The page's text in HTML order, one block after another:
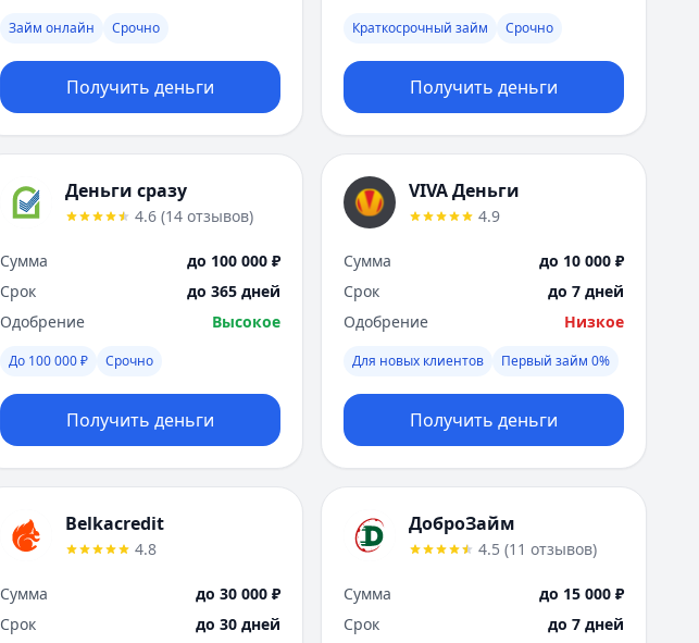
Вся Россия
Займ онлайн Срочно
Получить деньги
Краткосрочный займ Срочно
Получить деньги
Деньги сразу
4.6 (14 отзывов)
Сумма
до 100 000 ₽
Срок
до 365 дней
Одобрение
Высокое
До 100 000 ₽ Срочно
Получить деньги
VIVA Деньги
4.9
Сумма
до 10 000 ₽
Срок
до 7 дней
Одобрение
Низкое
Для новых клиентов Первый займ 0%
Получить деньги
Belkacredit
4.8
Сумма
до 30 000 ₽
Срок
до 30 дней
ДоброЗайм
4.5 (11 отзывов)
Сумма
до 15 000 ₽
Срок
до 7 дней